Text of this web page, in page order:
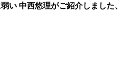
い 中西悠理がご紹介しました、